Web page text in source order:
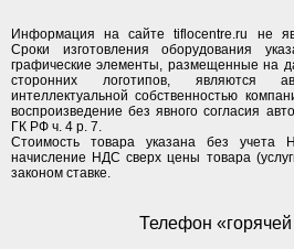
Информация на сайте tiflocentre.ru не
Сроки изготовления оборудования
графические элементы, размещенные на
сторонних логотипов, являются
интеллектуальной собственностью
воспроизведение без явного согласия
ГК РФ ч. 4 р. 7.
Стоимость товара указана без учета
начисление НДС сверх цены товара
законом ставке.
Телефон